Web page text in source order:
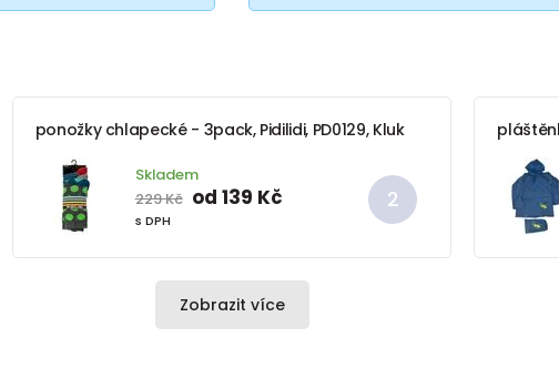
ponožky chlapecké - 3pack, Pidilidi, PD0129, Kluk
Skladem
229 Kč od 139 Kč
s DPH
Zobrazit více